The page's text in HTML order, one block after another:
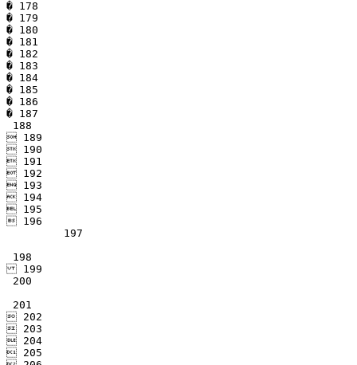
� 178
� 179
� 180
� 181
� 182
� 183
� 184
� 185
� 186
� 187
188
 189
 190
 191
 192
 193
 194
 195
 196
198
199
200
201
 202
 203
 204
 205